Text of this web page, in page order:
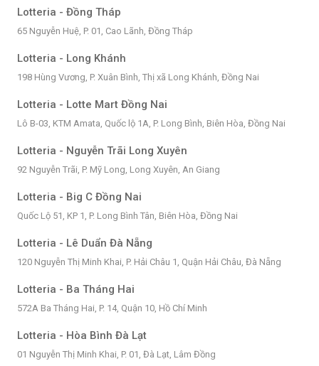
Lotteria - Đồng Tháp
65 Nguyễn Huệ, P. 01, Cao Lãnh, Đồng Tháp
Lotteria - Long Khánh
198 Hùng Vương, P. Xuân Bình, Thị xã Long Khánh, Đồng Nai
Lotteria - Lotte Mart Đồng Nai
Lô B-03, KTM Amata, Quốc lộ 1A, P. Long Bình, Biên Hòa, Đồng Nai
Lotteria - Nguyễn Trãi Long Xuyên
92 Nguyễn Trãi, P. Mỹ Long, Long Xuyên, An Giang
Lotteria - Big C Đồng Nai
Quốc Lộ 51, KP 1, P. Long Bình Tân, Biên Hòa, Đồng Nai
Lotteria - Lê Duẩn Đà Nẵng
120 Nguyễn Thị Minh Khai, P. Hải Châu 1, Quận Hải Châu, Đà Nẵng
Lotteria - Ba Tháng Hai
572A Ba Tháng Hai, P. 14, Quận 10, Hồ Chí Minh
Lotteria - Hòa Bình Đà Lạt
01 Nguyễn Thị Minh Khai, P. 01, Đà Lạt, Lâm Đồng